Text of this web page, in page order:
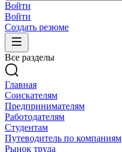
Войти
Войти
Создать резюме
Все разделы
Главная
Соискателям
Предпринимателям
Работодателям
Студентам
Путеводитель по компаниям
Рынок труда